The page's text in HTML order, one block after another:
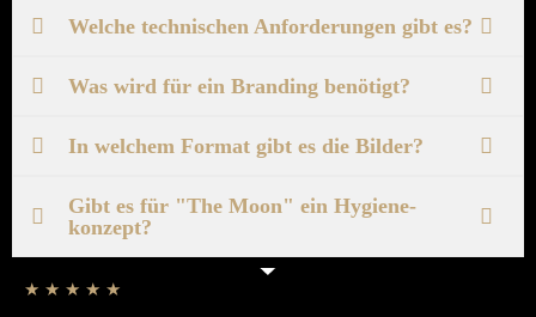
Welche technischen Anforderungen gibt es?
Was wird für ein Brand­ing be­nötigt?
In welchem Format gibt es die Bilder?
Gibt es für "The Moon" ein Hygiene­
konzept?
★ ★ ★ ★ ★